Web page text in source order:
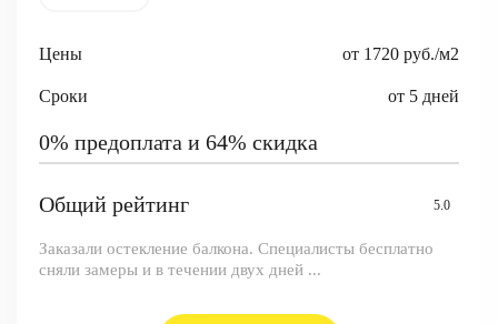
Цены от 1720 руб./м2
Сроки от 5 дней
0% предоплата и 64% скидка
Общий рейтинг 5.0
Заказали остекление балкона. Специалисты бесплатно
сняли замеры и в течении двух дней ...